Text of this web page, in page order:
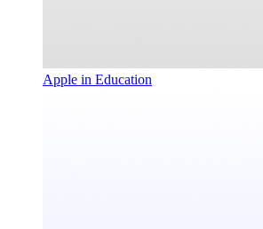
Apple in Education